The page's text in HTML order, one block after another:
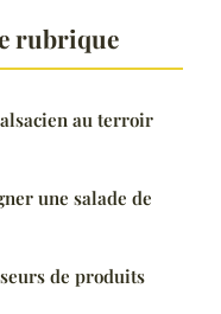
rubrique
au terroir
une salade de
de produits